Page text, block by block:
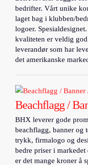
bedrifter. Vårt unike
laget bag i klubben/
logoer.
kvaliteten er veldig
leverandør som har
det amerikanske
Beachflagg /
BHX leverer gode
beachflagg, banner og
trykk, firmalogo og
bedre priser i
er det mange kroner å